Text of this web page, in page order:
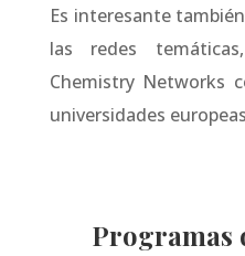
Es interesante
las redes
Chemistry Networks
universidades
Programas